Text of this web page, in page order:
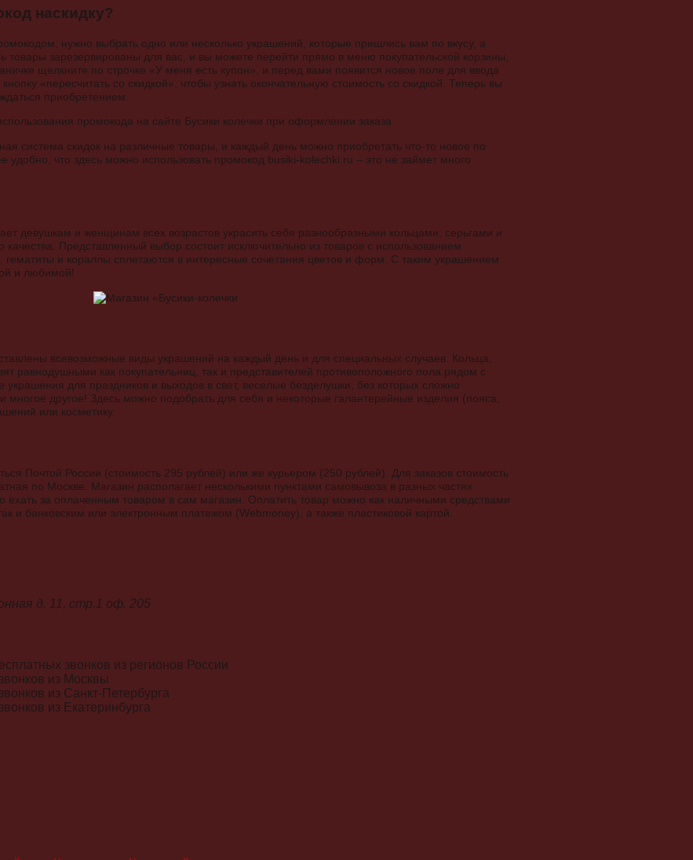
наскидку?
нужно выбрать одно или несколько украшений, которые пришлись вам по вкусу, а
товары зарезервированы для вас, и вы можете перейти прямо в меню покупательской корзины,
щелкните по строчке «У меня есть купон», и перед вами появится новое поле для ввода
«пересчитать со скидкой», чтобы узнать окончательную стоимость со скидкой. Теперь вы
приобретением.
система скидок на различные товары, и каждый день можно приобретать что-то новое по
удобно, что здесь можно использовать промокод busiki-kolechki.ru – это не займет много
девушкам и женщинам всех возрастов украсить себя разнообразными кольцами, серьгами и
Представленный выбор состоит исключительно из товаров с использованием
гематиты и кораллы сплетаются в интересные сочетания цветов и форм. С таким украшением
и любимой!
всевозможные виды украшений на каждый день и для специальных случаев. Кольца,
равнодушными как покупательниц, так и представителей противоположного пола рядом с
для праздников и выходов в свет, веселые безделушки, без которых сложно
многое другое! Здесь можно подобрать для себя и некоторые галантерейные изделия (пояса,
или косметику.
Почтой России (стоимость 295 рублей) или же курьером (250 рублей). Для заказов стоимость
по Москве. Магазин располагает несколькими пунктами самовывоза в разных частях
ехать за оплаченным товаром в сам магазин. Оплатить товар можно как наличными средствами
и банковским или электронным платежом (Webmoney), а также пластиковой картой.
д. 11, стр.1 оф. 205
звонков из регионов России
из Москвы
из Санкт-Петербурга
из Екатеринбурга